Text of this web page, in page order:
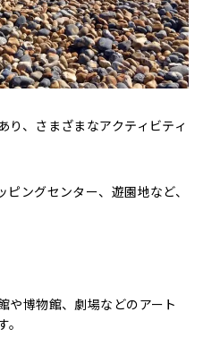
り、さまざまなアクティビティ
ングセンター、遊園地など、
や博物館、劇場などのアート